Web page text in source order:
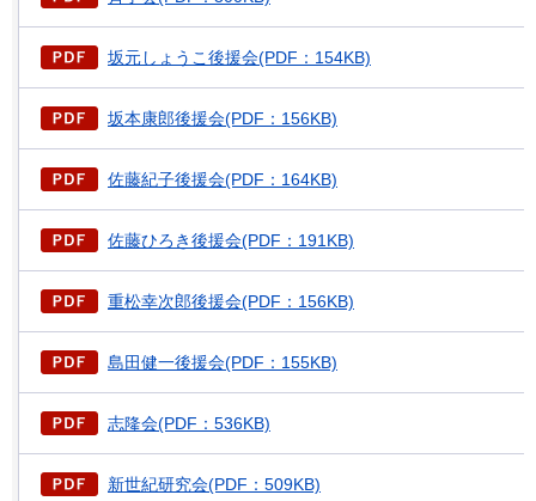
坂元しょうこ後援会(PDF：154KB)
坂本康郎後援会(PDF：156KB)
佐藤紀子後援会(PDF：164KB)
佐藤ひろき後援会(PDF：191KB)
重松幸次郎後援会(PDF：156KB)
島田健一後援会(PDF：155KB)
志隆会(PDF：536KB)
新世紀研究会(PDF：509KB)